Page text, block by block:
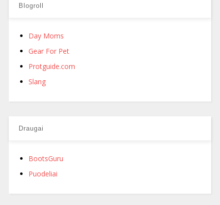
Blogroll
Day Moms
Gear For Pet
Protguide.com
Slang
Draugai
BootsGuru
Puodeliai